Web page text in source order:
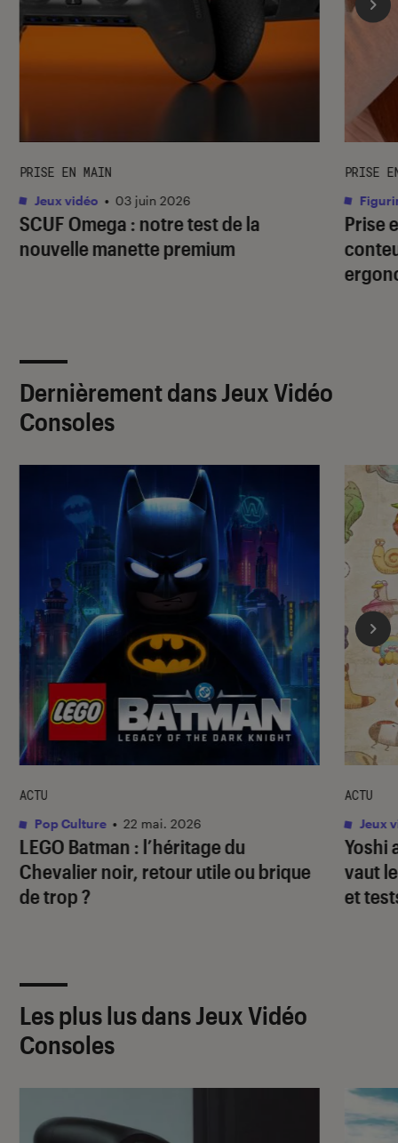
SCUF Omega : notre test de la
nouvelle manette premium
PRISE EN MAIN
Jeux vidéo • 03 juin 2026
Prise
PRISE
Dernièrement dans Jeux Vidéo
Consoles
LEGO Batman : l’héritage du
Chevalier noir, retour utile ou brique
de trop ?
ACTU
Pop Culture • 22 mai. 2026
Yoshi
vaut
et
ACTU
Jeux
Les plus lus dans Jeux Vidéo
Consoles